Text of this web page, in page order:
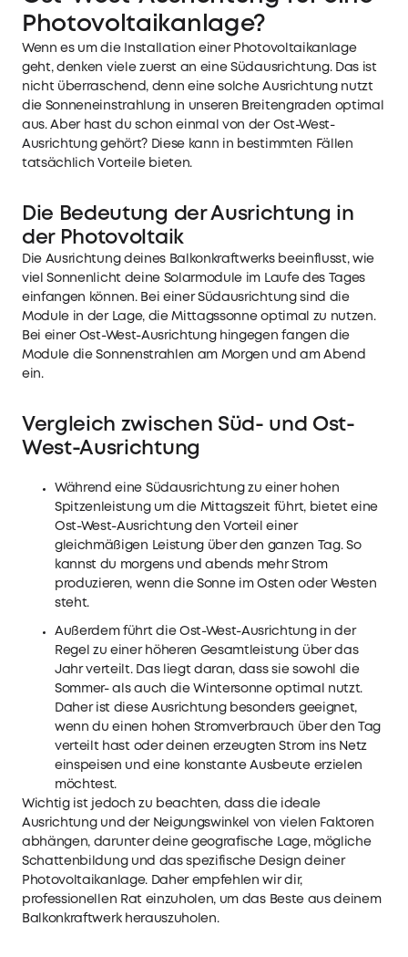
Photovoltaikanlage?
Wenn es um die Installation einer Photovoltaikanlage
geht, denken viele zuerst an eine Südausrichtung. Das ist
nicht überraschend, denn eine solche Ausrichtung nutzt
die Sonneneinstrahlung in unseren Breitengraden optimal
aus. Aber hast du schon einmal von der Ost-West-
Ausrichtung gehört? Diese kann in bestimmten Fällen
tatsächlich Vorteile bieten.
Die Bedeutung der Ausrichtung in
der Photovoltaik
Die Ausrichtung deines Balkonkraftwerks beeinflusst, wie
viel Sonnenlicht deine Solarmodule im Laufe des Tages
einfangen können. Bei einer Südausrichtung sind die
Module in der Lage, die Mittagssonne optimal zu nutzen.
Bei einer Ost-West-Ausrichtung hingegen fangen die
Module die Sonnenstrahlen am Morgen und am Abend
ein.
Vergleich zwischen Süd- und Ost-
West-Ausrichtung
Während eine Südausrichtung zu einer hohen
Spitzenleistung um die Mittagszeit führt, bietet eine
Ost-West-Ausrichtung den Vorteil einer
gleichmäßigen Leistung über den ganzen Tag. So
kannst du morgens und abends mehr Strom
produzieren, wenn die Sonne im Osten oder Westen
steht.
Außerdem führt die Ost-West-Ausrichtung in der
Regel zu einer höheren Gesamtleistung über das
Jahr verteilt. Das liegt daran, dass sie sowohl die
Sommer- als auch die Wintersonne optimal nutzt.
Daher ist diese Ausrichtung besonders geeignet,
wenn du einen hohen Stromverbrauch über den Tag
verteilt hast oder deinen erzeugten Strom ins Netz
einspeisen und eine konstante Ausbeute erzielen
möchtest.
Wichtig ist jedoch zu beachten, dass die ideale
Ausrichtung und der Neigungswinkel von vielen Faktoren
abhängen, darunter deine geografische Lage, mögliche
Schattenbildung und das spezifische Design deiner
Photovoltaikanlage. Daher empfehlen wir dir,
professionellen Rat einzuholen, um das Beste aus deinem
Balkonkraftwerk herauszuholen.